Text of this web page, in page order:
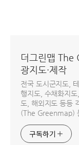
더그린맵 The
광지도·제작
전국 도시군지도,
행지도, 수채화지
도, 해외지도 등등
(The Greenmap)
구독하기